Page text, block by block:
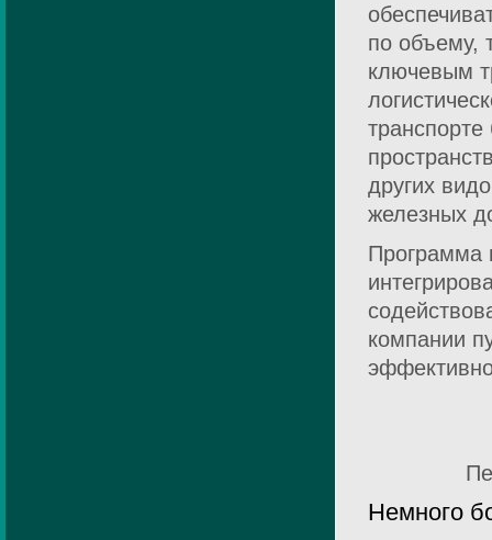
по объему,
ключевым
других
железных
Программа
компании
Немного